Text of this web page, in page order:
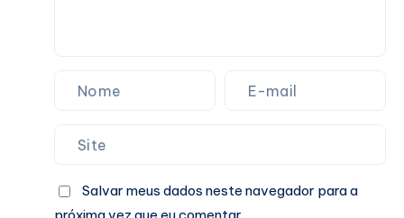
Salvar meus dados neste navegador para a